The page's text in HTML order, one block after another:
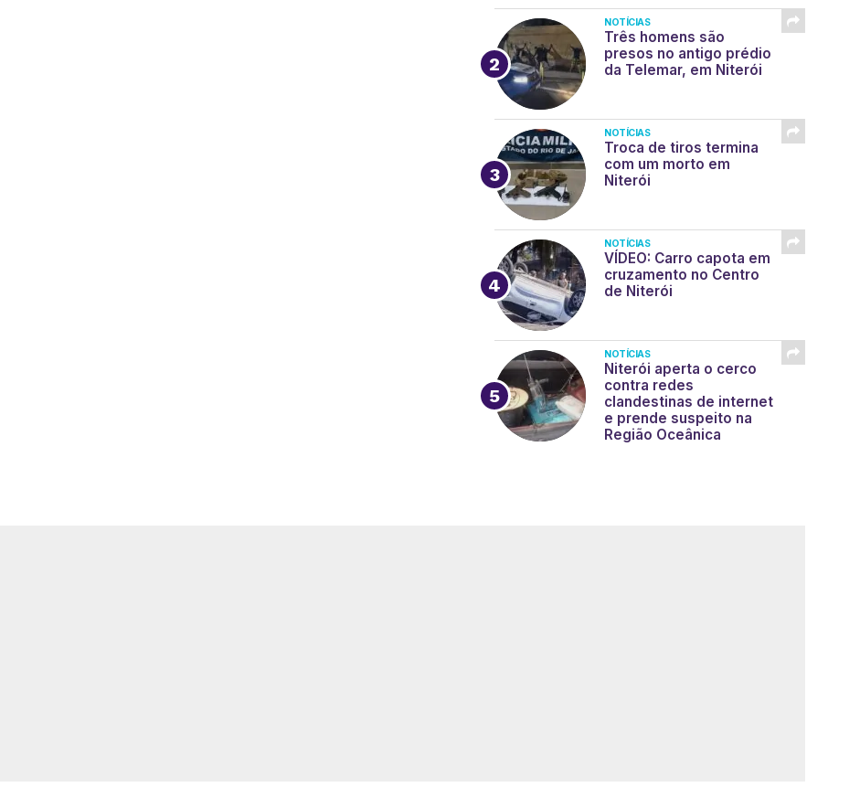
NOTÍCIAS
Três homens são
presos no antigo prédio
da Telemar, em Niterói
NOTÍCIAS
Troca de tiros termina
com um morto em
Niterói
NOTÍCIAS
VÍDEO: Carro capota em
cruzamento no Centro
de Niterói
NOTÍCIAS
Niterói aperta o cerco
contra redes
clandestinas de internet
e prende suspeito na
Região Oceânica